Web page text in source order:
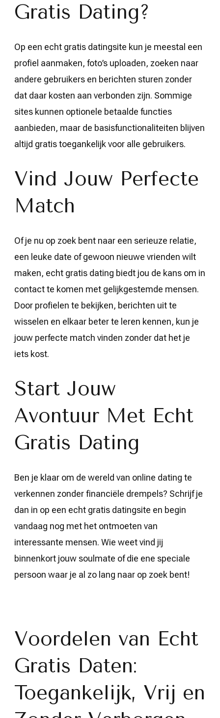
Gratis Dating?
Op een echt gratis datingsite kun je meestal een
profiel aanmaken, foto’s uploaden, zoeken naar
andere gebruikers en berichten sturen zonder
dat daar kosten aan verbonden zijn. Sommige
sites kunnen optionele betaalde functies
aanbieden, maar de basisfunctionaliteiten blijven
altijd gratis toegankelijk voor alle gebruikers.
Vind Jouw Perfecte
Match
Of je nu op zoek bent naar een serieuze relatie,
een leuke date of gewoon nieuwe vrienden wilt
maken, echt gratis dating biedt jou de kans om in
contact te komen met gelijkgestemde mensen.
Door profielen te bekijken, berichten uit te
wisselen en elkaar beter te leren kennen, kun je
jouw perfecte match vinden zonder dat het je
iets kost.
Start Jouw
Avontuur Met Echt
Gratis Dating
Ben je klaar om de wereld van online dating te
verkennen zonder financiële drempels? Schrijf je
dan in op een echt gratis datingsite en begin
vandaag nog met het ontmoeten van
interessante mensen. Wie weet vind jij
binnenkort jouw soulmate of die ene speciale
persoon waar je al zo lang naar op zoek bent!
Voordelen van Echt
Gratis Daten:
Toegankelijk, Vrij en